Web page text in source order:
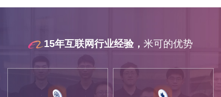
15年互联网行业经验，米可的优势